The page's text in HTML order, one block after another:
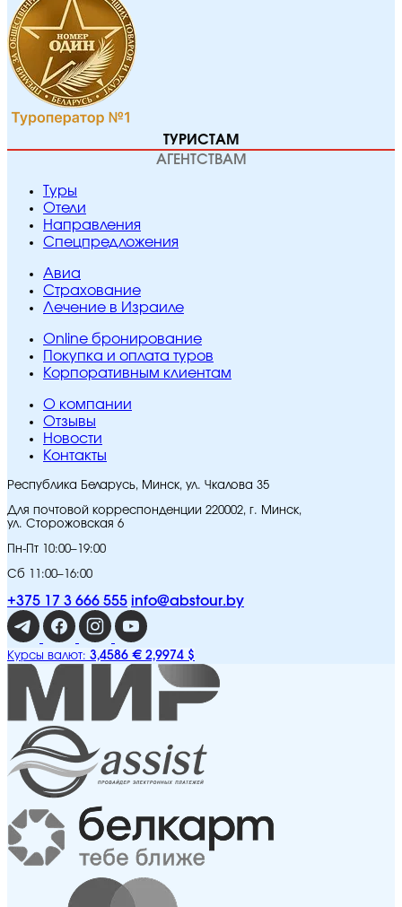
ТУРИСТАМ
АГЕНТСТВАМ
Туры
Отели
Направления
Спецпредложения
Авиа
Страхование
Лечение в Израиле
Online бронирование
Покупка и оплата туров
Корпоративным клиентам
O компании
Отзывы
Новости
Контакты
Республика Беларусь, Минск, ул. Чкалова 35
Для почтовой корреспонденции 220002, г. Минск,
ул. Сторожовская 6
Пн-Пт 10:00–19:00
Сб 11:00–16:00
+375 17 3 666 555 info@abstour.by
Курсы валют: 3,4586 € 2,9974 $